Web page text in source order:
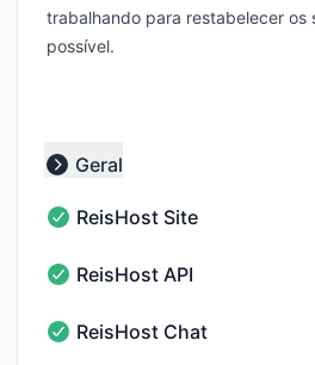
trabalhando para restabelecer os
possível.
Collapse group
Geral
ReisHost Site - Operacional
ReisHost Site
ReisHost API - Operacional
ReisHost API
ReisHost Chat - Operacional
ReisHost Chat